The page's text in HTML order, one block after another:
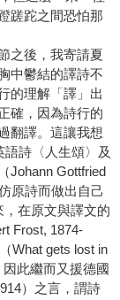
蹉跎之間恐怕那
之後，我寄請夏
中鬱結的譯詩不
的理解「譯」出
確，因為詩行的
翻譯。這讓我想
詩〈人生頌〉及
Johann Gottfried
原詩而做出自己
，在原文與譯文的
Frost, 1874-
What gets lost in
此繼而又援德國
）之言，謂詩